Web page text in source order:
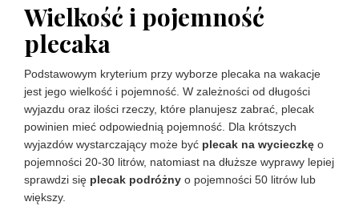
​Wielkość i pojemność
plecaka
Podstawowym kryterium przy wyborze plecaka na wakacje
jest jego wielkość i pojemność. W zależności od długości
wyjazdu oraz ilości rzeczy, które planujesz zabrać, plecak
powinien mieć odpowiednią pojemność. Dla krótszych
wyjazdów wystarczający może być plecak na wycieczkę o
pojemności 20-30 litrów, natomiast na dłuższe wyprawy lepiej
sprawdzi się plecak podróżny o pojemności 50 litrów lub
większy.